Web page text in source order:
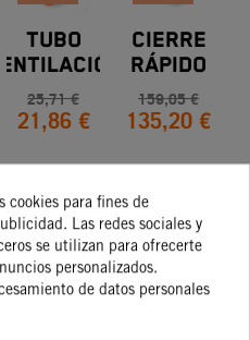
TUBO
25,71 €
21,86 €
COMPRAR
CIERRE
RÁPIDO
DE
DEPÓSITO
GASOLINA
159,05 €
135,20 €
cookies para fines de
Las redes sociales y
se utilizan para ofrecerte
personalizados.
de datos personales